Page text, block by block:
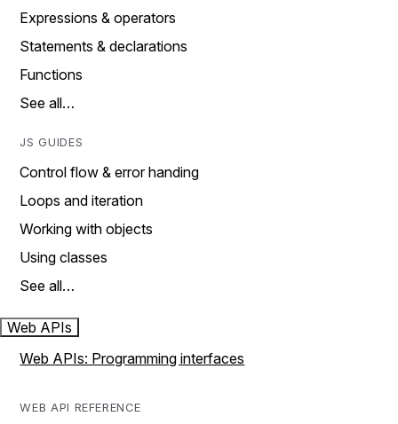
Expressions & operators
Statements & declarations
Functions
See all…
JS GUIDES
Control flow & error handing
Loops and iteration
Working with objects
Using classes
See all…
Web APIs
Web APIs: Programming interfaces
WEB API REFERENCE